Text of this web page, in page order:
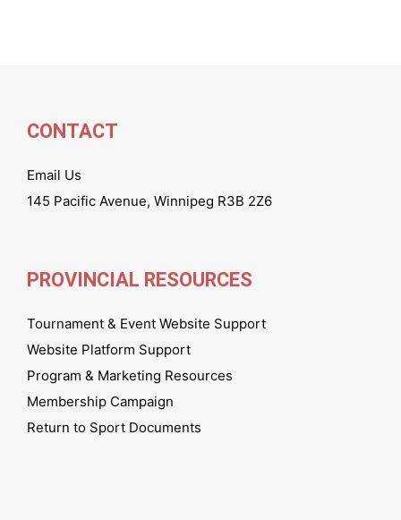
CONTACT
Email Us
145 Pacific Avenue, Winnipeg R3B 2Z6
PROVINCIAL RESOURCES
Tournament & Event Website Support
Website Platform Support
Program & Marketing Resources
Membership Campaign
Return to Sport Documents